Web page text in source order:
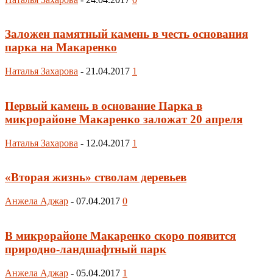
Заложен памятный камень в честь основания
парка на Макаренко
Наталья Захарова - 21.04.2017 1
Первый камень в основание Парка в
микрорайоне Макаренко заложат 20 апреля
Наталья Захарова - 12.04.2017 1
«Вторая жизнь» стволам деревьев
Анжела Аджар - 07.04.2017 0
В микрорайоне Макаренко скоро появится
природно-ландшафтный парк
Анжела Аджар - 05.04.2017 1